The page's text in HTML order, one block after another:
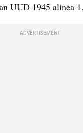
UUD 1945 alinea 1.
ADVERTISEMENT